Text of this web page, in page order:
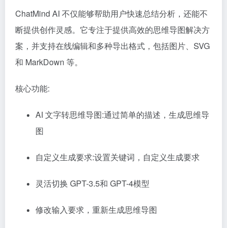
ChatMind AI 不仅能够帮助用户快速总结分析，还能不
断提供创作灵感。它专注于提供高效的思维导图解决方
案，并支持在线编辑和多种导出格式，包括图片、SVG
和 MarkDown 等。
核心功能:
AI 文字转思维导图:通过简单的描述，生成思维导
图
自定义生成要求:设置关键词，自定义生成要求
灵活切换 GPT-3.5和 GPT-4模型
修改输入要求，重新生成思维导图